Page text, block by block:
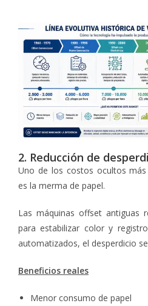
2. Reducción de
Uno de los costos ocultos
es la merma de papel.
Las máquinas offset antiguas
para estabilizar color y
automatizados, el desperdicio
Beneficios reales
Menor consumo de papel